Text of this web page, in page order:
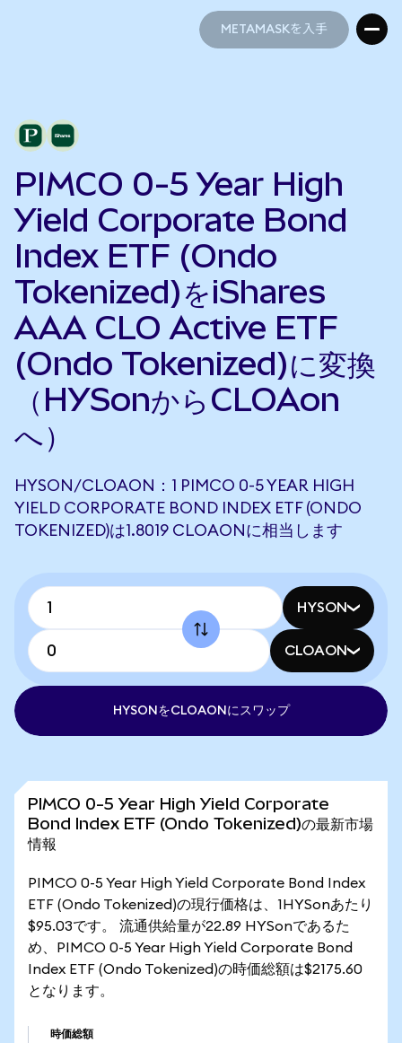
METAMASKを入手
PIMCO 0-5 Year High
Yield Corporate Bond
Index ETF (Ondo
Tokenized)をiShares
AAA CLO Active ETF
(Ondo Tokenized)に変換
（HYSonからCLOAon
へ）
HYSON/CLOAON：1 PIMCO 0-5 YEAR HIGH
YIELD CORPORATE BOND INDEX ETF (ONDO
TOKENIZED)は1.8019 CLOAONに相当します
HYSON
CLOAON
HYSONをCLOAONにスワップ
PIMCO 0-5 Year High Yield Corporate
Bond Index ETF (Ondo Tokenized)の最新市場
情報
PIMCO 0-5 Year High Yield Corporate Bond Index
ETF (Ondo Tokenized)の現行価格は、1HYSonあたり
$95.03です。 流通供給量が22.89 HYSonであるた
め、PIMCO 0-5 Year High Yield Corporate Bond
Index ETF (Ondo Tokenized)の時価総額は$2175.60
となります。
時価総額